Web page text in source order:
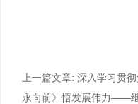
上一篇文章: 深入学习贯
永向前》悟发展伟力——